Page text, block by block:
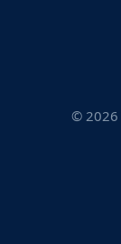
© 2026